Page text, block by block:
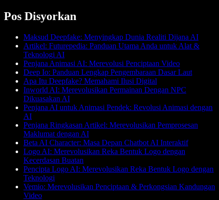
Pos Disyorkan
Maksud Deepfake: Menyingkap Dunia Realiti Dijana AI
Artikel: Futurepedia: Panduan Utama Anda untuk Alat &
Teknologi AI
Penjana Animasi AI: Merevolusi Penciptaan Video
Deep Io: Panduan Lengkap Pengembaraan Dasar Laut
Apa Itu Deepfake? Memahami Ilusi Digital
Inworld AI: Merevolusikan Permainan Dengan NPC
Dikuasakan AI
Penjana AI untuk Animasi Pendek: Revolusi Animasi dengan
AI
Penjana Ringkasan Artikel: Merevolusikan Pemprosesan
Maklumat dengan AI
Beta AI Character: Masa Depan Chatbot AI Interaktif
Logo AI: Merevolusikan Reka Bentuk Logo dengan
Kecerdasan Buatan
Pencipta Logo AI: Merevolusikan Reka Bentuk Logo dengan
Teknologi
Vemio: Merevolusikan Penciptaan & Perkongsian Kandungan
Video